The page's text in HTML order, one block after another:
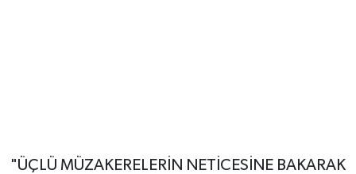
"ÜÇLÜ MÜZAKERELERİN NETİCESİNE BAKARAK